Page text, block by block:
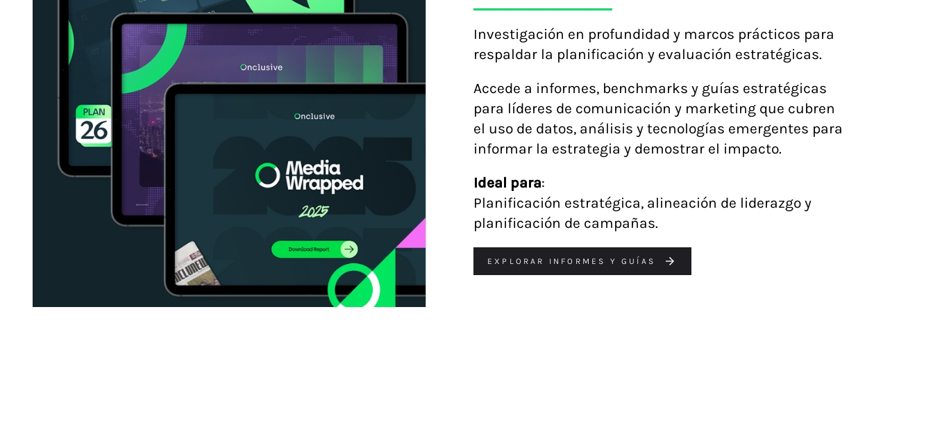
Investigación en profundidad y marcos prácticos para
respaldar la planificación y evaluación estratégicas.
Accede a informes, benchmarks y guías estratégicas
para líderes de comunicación y marketing que cubren
el uso de datos, análisis y tecnologías emergentes para
informar la estrategia y demostrar el impacto.
Ideal para:
Planificación estratégica, alineación de liderazgo y
planificación de campañas.
EXPLORAR INFORMES Y GUÍAS